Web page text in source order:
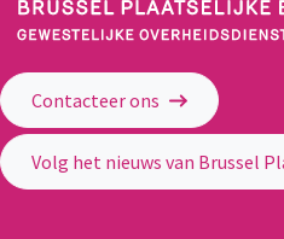
Contacteer ons
Volg het nieuws van Brussel